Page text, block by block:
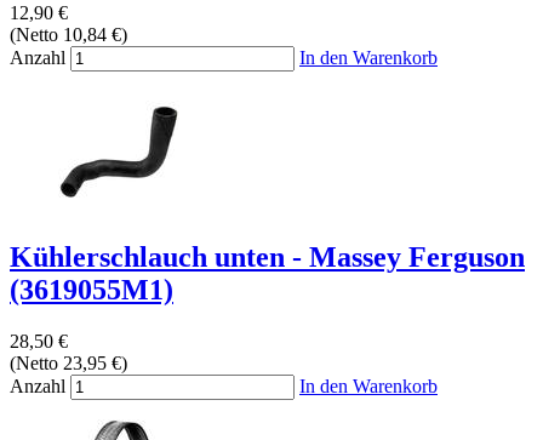
12,90 €
(Netto 10,84 €)
Anzahl
In den Warenkorb
Kühlerschlauch unten - Massey Ferguson
(3619055M1)
28,50 €
(Netto 23,95 €)
Anzahl
In den Warenkorb